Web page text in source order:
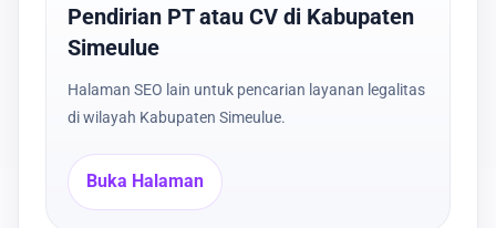
Pendirian PT atau CV di Kabupaten
Simeulue
Halaman SEO lain untuk pencarian layanan legalitas
di wilayah Kabupaten Simeulue.
Buka Halaman